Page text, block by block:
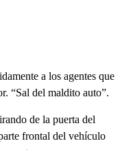
a los agentes que
“Sal del maldito auto”.
de la puerta del
frontal del vehículo